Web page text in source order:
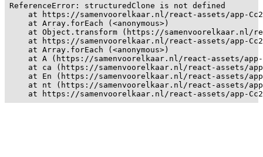
ReferenceError: structuredClone is not defined
at https://samenvoorelkaar.nl/react-assets/app-
    at Array.forEach (<anonymous>)
at Object.transform (https://samenvoorelkaar.nl/
at https://samenvoorelkaar.nl/react-assets/app-
    at Array.forEach (<anonymous>)
at A (https://samenvoorelkaar.nl/react-assets/
at ca (https://samenvoorelkaar.nl/react-assets/
at En (https://samenvoorelkaar.nl/react-assets/
at nt (https://samenvoorelkaar.nl/react-assets/
at https://samenvoorelkaar.nl/react-assets/app-